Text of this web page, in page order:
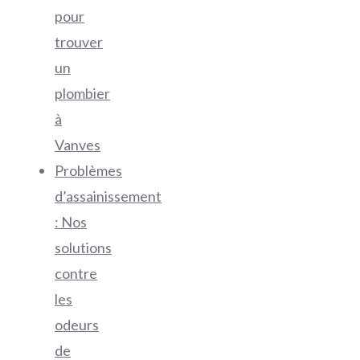
pour
trouver
un
plombier
à
Vanves
Problèmes
d’assainissement
: Nos
solutions
contre
les
odeurs
de